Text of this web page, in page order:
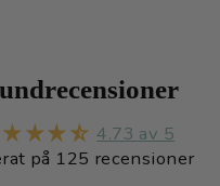
4.73 av 5
på 125 recensioner